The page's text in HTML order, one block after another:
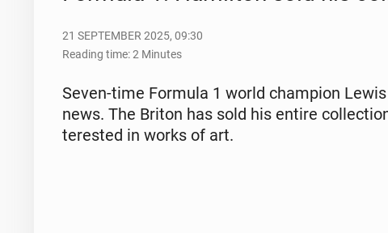
21 SEPTEMBER 2025, 09:30
Reading time: 2 Minutes
Seven-time Formula 1 world cham­pi­on
news. The Briton has sold his entire
ter­est­ed in works of art.